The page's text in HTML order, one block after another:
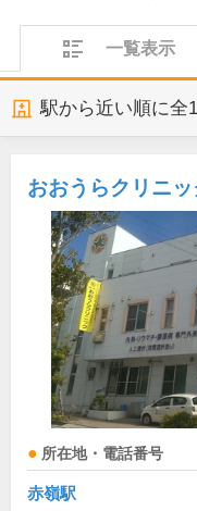
一覧表示
駅から近い順に全1
おおうらクリニッ
所在地・電話番号
赤嶺駅